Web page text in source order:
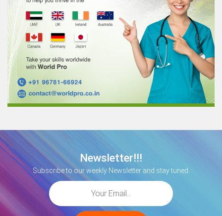
Newsletter!!!
Subscribe to our weekly Newsletter and stay tuned.